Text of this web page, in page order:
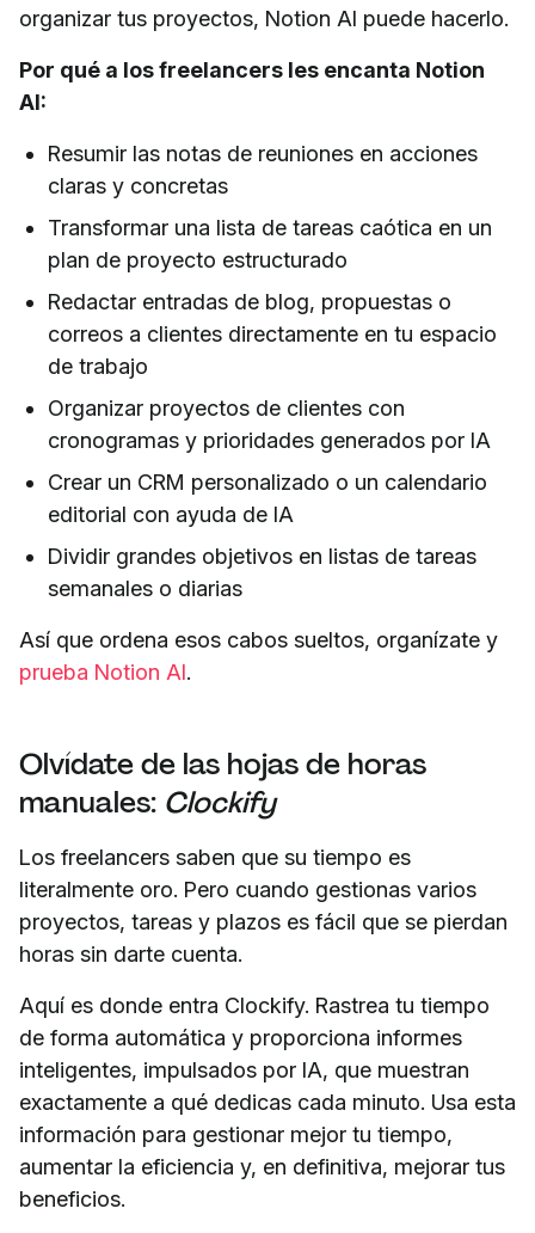
organizar tus proyectos, Notion AI puede hacerlo.
Por qué a los freelancers les encanta Notion
AI:
Resumir las notas de reuniones en acciones
claras y concretas
Transformar una lista de tareas caótica en un
plan de proyecto estructurado
Redactar entradas de blog, propuestas o
correos a clientes directamente en tu espacio
de trabajo
Organizar proyectos de clientes con
cronogramas y prioridades generados por IA
Crear un CRM personalizado o un calendario
editorial con ayuda de IA
Dividir grandes objetivos en listas de tareas
semanales o diarias
Así que ordena esos cabos sueltos, organízate y
prueba Notion AI.
Olvídate de las hojas de horas
manuales: Clockify
Los freelancers saben que su tiempo es
literalmente oro. Pero cuando gestionas varios
proyectos, tareas y plazos es fácil que se pierdan
horas sin darte cuenta.
Aquí es donde entra Clockify. Rastrea tu tiempo
de forma automática y proporciona informes
inteligentes, impulsados por IA, que muestran
exactamente a qué dedicas cada minuto. Usa esta
información para gestionar mejor tu tiempo,
aumentar la eficiencia y, en definitiva, mejorar tus
beneficios.